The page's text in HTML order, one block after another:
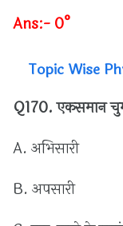
Ans:- 0°
Topic Wise
Q170.एकसमान
A. अभिसारी
B. अपसारी